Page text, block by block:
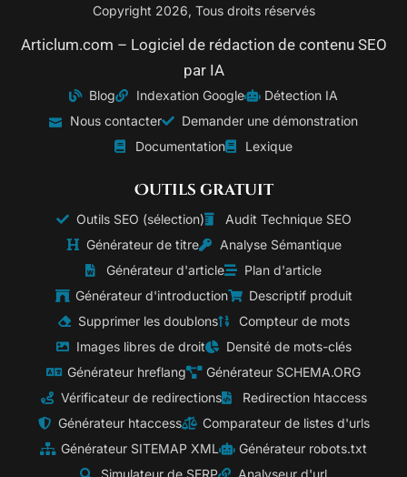
Copyright 2026, Tous droits réservés
Articlum.com – Logiciel de rédaction de contenu SEO
par IA
Blog Indexation Google
Détection IA
Nous contacter
Demander une démonstration
Documentation
Lexique
Outils gratuit
Outils SEO (sélection)
Audit Technique SEO
Générateur de titre
Analyse Sémantique
Générateur d'article
Plan d'article
Générateur d'introduction
Descriptif produit
Supprimer les doublons
Compteur de mots
Images libres de droit
Densité de mots-clés
Générateur hreflang
Générateur SCHEMA.ORG
Vérificateur de redirections
Redirection htaccess
Générateur htaccess
Comparateur de listes d'urls
Générateur SITEMAP XML
Générateur robots.txt
Simulateur de SERP
Analyseur d'url